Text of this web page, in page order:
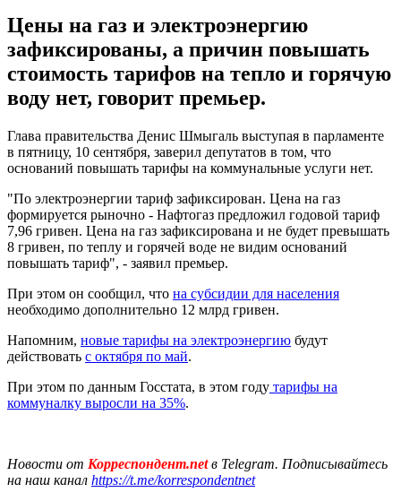
Цены на газ и электроэнергию
зафиксированы, а причин повышать
стоимость тарифов на тепло и горячую
воду нет, говорит премьер.
Глава правительства Денис Шмыгаль выступая в парламенте
в пятницу, 10 сентября, заверил депутатов в том, что
оснований повышать тарифы на коммунальные услуги нет.
"По электроэнергии тариф зафиксирован. Цена на газ
формируется рыночно - Нафтогаз предложил годовой тариф
7,96 гривен. Цена на газ зафиксирована и не будет превышать
8 гривен, по теплу и горячей воде не видим оснований
повышать тариф", - заявил премьер.
При этом он сообщил, что на субсидии для населения
необходимо дополнительно 12 млрд гривен.
Напомним, новые тарифы на электроэнергию будут
действовать с октября по май.
При этом по данным Госстата, в этом году тарифы на
коммуналку выросли на 35%.
Новости от Корреспондент.netв Telegram. Подписывайтесь
на наш канал https://t.me/korrespondentnet